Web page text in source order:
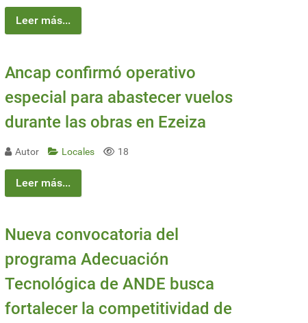
Leer más...
Ancap confirmó operativo
especial para abastecer vuelos
durante las obras en Ezeiza
Autor Locales 18
Leer más...
Nueva convocatoria del
programa Adecuación
Tecnológica de ANDE busca
fortalecer la competitividad de